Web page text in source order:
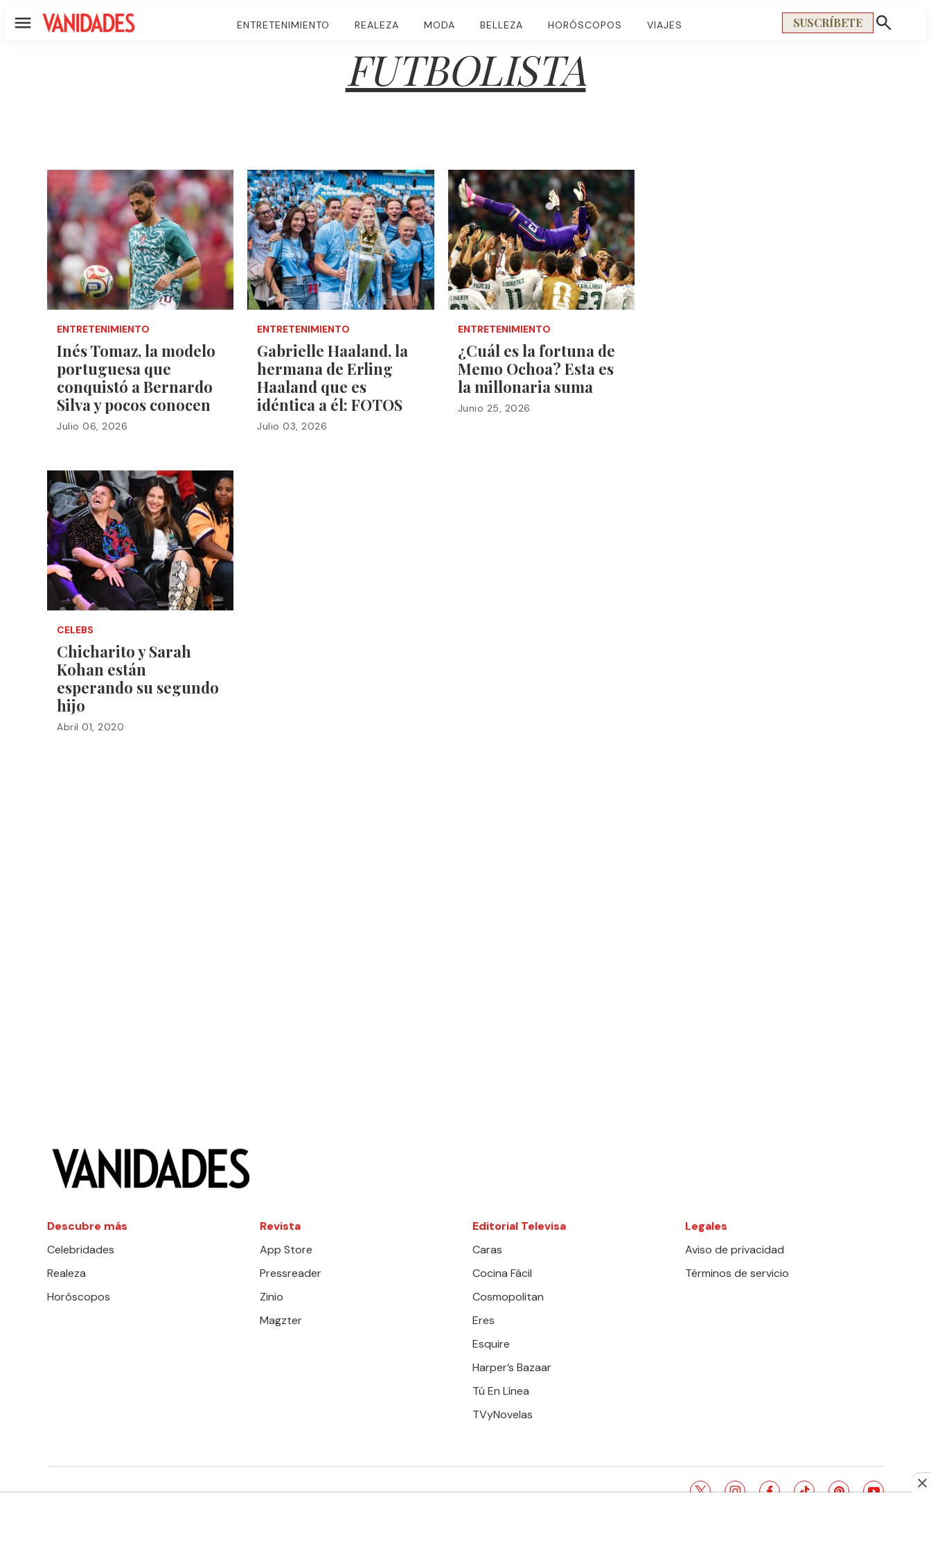
Menú ENTRETENIMIENTO REALEZA MODA BELLEZA HORÓSCOPOS VIAJES SUSCRÍBETE
Mostrar
FUTBOLISTA
ENTRETENIMIENTO
Inés Tomaz, la modelo
portuguesa que
conquistó a Bernardo
Silva y pocos conocen
Julio 06, 2026
ENTRETENIMIENTO
Gabrielle Haaland, la
hermana de Erling
Haaland que es
idéntica a él: FOTOS
Julio 03, 2026
ENTRETENIMIENTO
¿Cuál es la fortuna de
Memo Ochoa? Esta es
la millonaria suma
Junio 25, 2026
CELEBS
Chicharito y Sarah
Kohan están
esperando su segundo
hijo
Abril 01, 2020
Descubre más
Celebridades
Realeza
Horóscopos
Revista
App Store
Pressreader
Zinio
Magzter
Editorial Televisa
Caras
Cocina Fácil
Cosmopolitan
Eres
Esquire
Harper’s Bazaar
Tú En Línea
TVyNovelas
Legales
Aviso de privacidad
Términos de servicio
EDITORIAL TELEVISA S.A. DE C.V. TODOS LOS DERECHOS RESERVADOS. TBG - EDITORIAL TELEVISA - LIFESTYLES twitterinstagramfacebooktiktokpinterestyoutube